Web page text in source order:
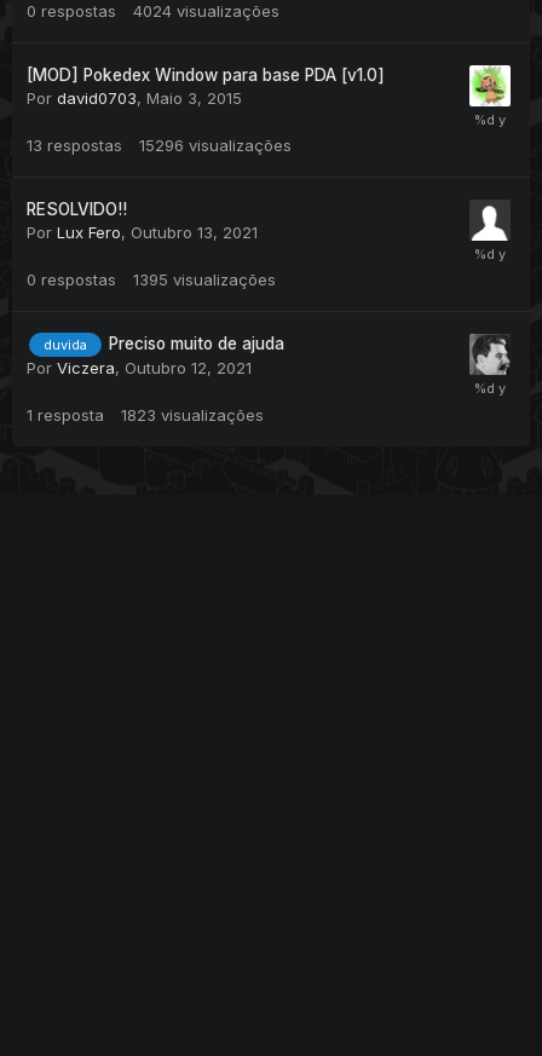
0 respostas 4024 visualizações
[MOD] Pokedex Window para base PDA [v1.0]
Por david0703, Maio 3, 2015
13 respostas 15296 visualizações
RESOLVIDO!!
Por Lux Fero, Outubro 13, 2021
0 respostas 1395 visualizações
duvida
Preciso muito de ajuda
Por Viczera, Outubro 12, 2021
1 resposta 1823 visualizações